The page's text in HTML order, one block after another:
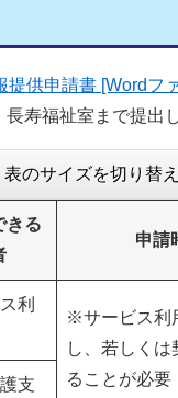
提供申請書 [Wordフ
寿福祉室まで提出
表のサイズを切り替
きる
申請
利
※サービス利
し、若しく
ることが必要
支